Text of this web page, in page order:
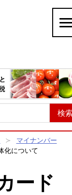
マイナンバー
化について
ード